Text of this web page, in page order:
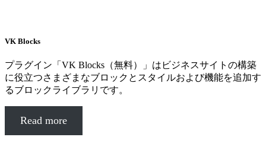
VK Blocks
プラグイン「VK Blocks（無料）」はビジネスサイトの構築
に役立つさまざまなブロックとスタイルおよび機能を追加す
るブロックライブラリです。
Read more